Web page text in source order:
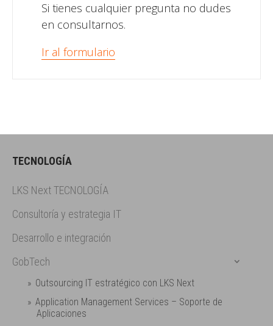
TECNOLOGÍA
LKS Next TECNOLOGÍA
Consultoría y estrategia IT
Desarrollo e integración
GobTech
Outsourcing IT estratégico con LKS Next
Application Management Services – Soporte de
Aplicaciones
Si tienes cualquier pregunta no dudes
en consultarnos.
Ir al formulario